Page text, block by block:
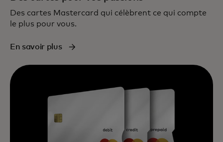
Des cartes Mastercard qui célèbrent ce qui compte
le plus pour vous.
En savoir plus